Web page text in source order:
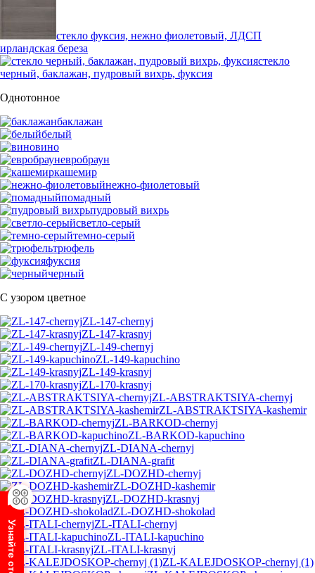
стекло фуксия, нежно фиолетовый, ЛДСП
ирландская береза
стекло
черный, баклажан, пудровый вихрь, фуксия
Однотонное
баклажан
белый
вино
евробраун
кашемир
нежно-фиолетовый
помадный
пудровый вихрь
светло-серый
темно-серый
трюфель
фуксия
черный
С узором цветное
ZL-147-chernyj
ZL-147-krasnyj
ZL-149-chernyj
ZL-149-kapuchino
ZL-149-krasnyj
ZL-170-krasnyj
ZL-ABSTRAKTSIYA-chernyj
ZL-ABSTRAKTSIYA-kashemir
ZL-BARKOD-chernyj
ZL-BARKOD-kapuchino
ZL-DIANA-chernyj
ZL-DIANA-grafit
ZL-DOZHD-chernyj
ZL-DOZHD-kashemir
ZL-DOZHD-krasnyj
ZL-DOZHD-shokolad
ZL-ITALI-chernyj
ZL-ITALI-kapuchino
ZL-ITALI-krasnyj
ZL-KALEJDOSKOP-chernyj (1)